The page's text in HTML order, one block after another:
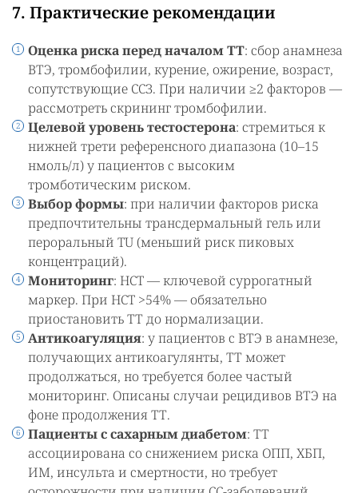
7. Практические рекомендации
Оценка риска перед началом ТТ: сбор анамнеза
ВТЭ, тромбофилии, курение, ожирение, возраст,
сопутствующие ССЗ. При наличии ≥2 факторов —
рассмотреть скрининг тромбофилии.
Целевой уровень тестостерона: стремиться к
нижней трети референсного диапазона (10–15
нмоль/л) у пациентов с высоким
тромботическим риском.
Выбор формы: при наличии факторов риска
предпочтительны трансдермальный гель или
пероральный TU (меньший риск пиковых
концентраций).
Мониторинг: HCT — ключевой суррогатный
маркер. При HCT >54% — обязательно
приостановить ТТ до нормализации.
Антикоагуляция: у пациентов с ВТЭ в анамнезе,
получающих антикоагулянты, ТТ может
продолжаться, но требуется более частый
мониторинг. Описаны случаи рецидивов ВТЭ на
фоне продолжения ТТ.
Пациенты с сахарным диабетом: ТТ
ассоциирована со снижением риска ОПП, ХБП,
ИМ, инсульта и смертности, но требует